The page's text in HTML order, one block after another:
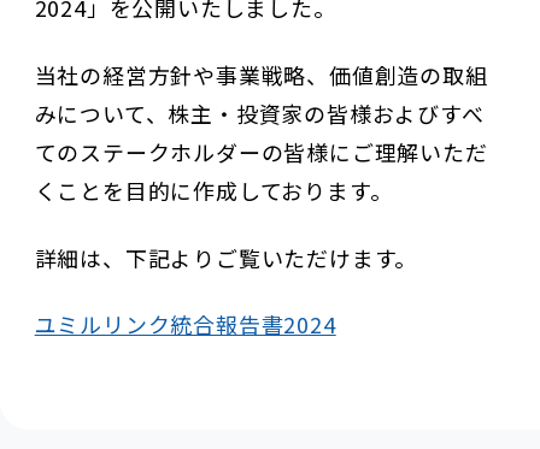
2024」を公開いたしました。
当社の経営方針や事業戦略、価値創造の取組
みについて、株主・投資家の皆様およびすべ
てのステークホルダーの皆様にご理解いただ
くことを目的に作成しております。
詳細は、下記よりご覧いただけます。
ユミルリンク統合報告書2024